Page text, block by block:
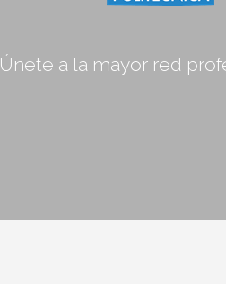
Únete a la mayor red